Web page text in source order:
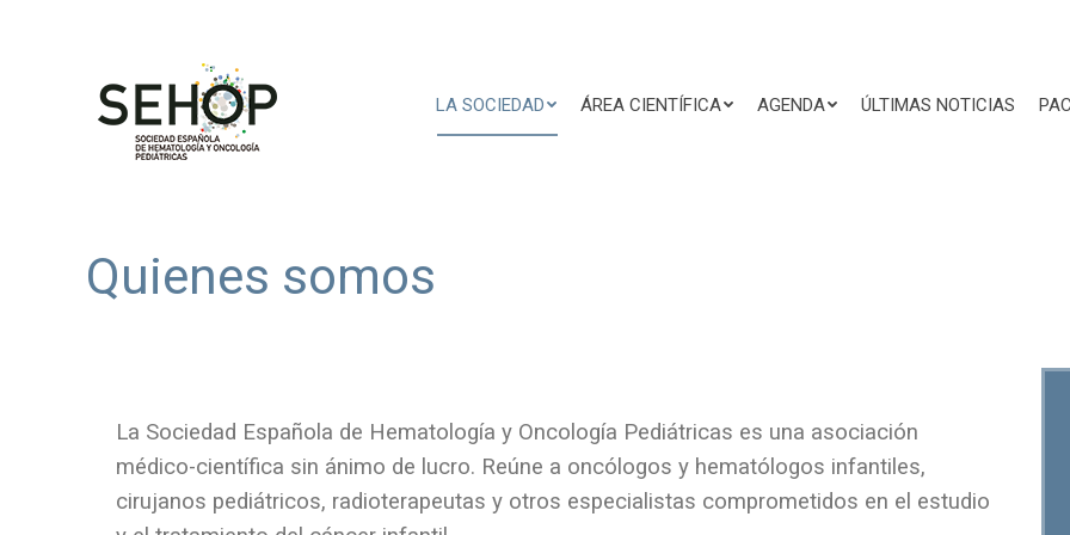
LA SOCIEDAD ÁREA CIENTÍFICA AGENDA ÚLTIMAS NOTICIAS
Quienes somos
La Sociedad Española de Hematología y Oncología Pediátricas es una asociación
médico-científica sin ánimo de lucro. Reúne a oncólogos y hematólogos infantiles,
cirujanos pediátricos, radioterapeutas y otros especialistas comprometidos en el estudio